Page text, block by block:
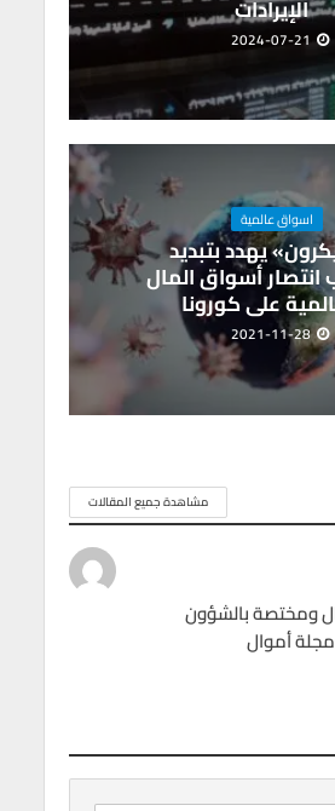
الإيرادات
2024-07-21
اسواق عالمية
يهدد بتبديد
أسواق المال
على كورونا
2021-11-28
مشاهدة جميع المقالات
ومختصة بالشؤون
أموال